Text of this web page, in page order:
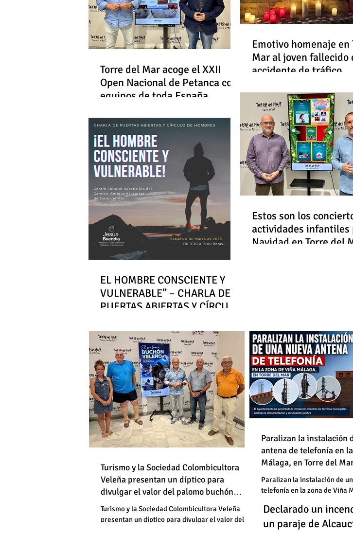
Torre del Mar acoge el XXII
Open Nacional de Petanca con
equipos de toda España
Emotivo homenaje en
Mar al joven fallecido
accidente de tráfico
EL HOMBRE CONSCIENTE Y
VULNERABLE” – CHARLA DE
PUERTAS ABIERTAS Y CÍRCULO
Estos son los
actividades infantiles
Navidad en Torre del
Destapan una "falsedad" de
Torrox sí se paga tasa de basura"
Declarado un
un paraje de
Destapan una "falsedad" de
Óscar Medina y José Pino: "En
Torrox sí se paga tasa de basura"
Declarado un
un paraje de
Turismo y la Sociedad Colombicultora
Veleña presentan un díptico para
divulgar el valor del palomo buchón
veleño
Turismo y la Sociedad Colombicultora Veleña
presentan un díptico para divulgar el valor del
Paralizan la instalación
antena de telefonía en
Málaga, en Torre del
Paralizan la instalación de
telefonía en la zona de Viña